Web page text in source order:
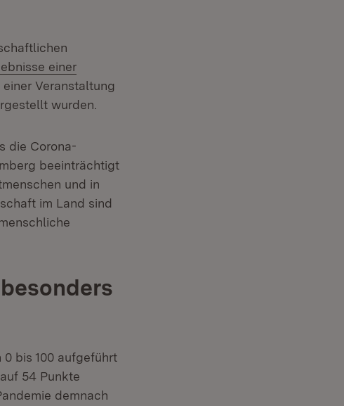
einer
einer Veranstaltung
wurden.
die Corona-
beeinträchtigt
und in
im Land sind
bis 100 aufgeführt
54 Punkte
demnach